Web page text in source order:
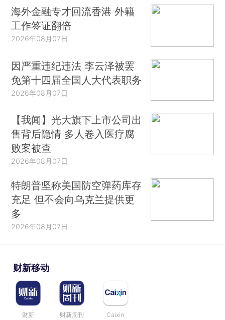
海外金融专才回流香港 外籍
工作签证翻倍
2026年08月07日
因严重违纪违法 李云泽被罢
免第十四届全国人大代表职务
2026年08月07日
【我闻】光大旗下上市公司出
售背后隐情 多人卷入医疗腐
败案被查
2026年08月07日
特朗普坚称美国防空弹药库存
充足 但不会向乌克兰提供更
多
2026年08月07日
财新移动
财新 财新周刊 Caixin